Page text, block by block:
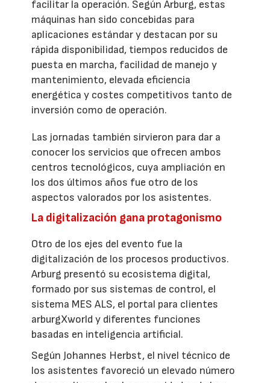
facilitar la operación. Según Arburg, estas
máquinas han sido concebidas para
aplicaciones estándar y destacan por su
rápida disponibilidad, tiempos reducidos de
puesta en marcha, facilidad de manejo y
mantenimiento, elevada eficiencia
energética y costes competitivos tanto de
inversión como de operación.
Las jornadas también sirvieron para dar a
conocer los servicios que ofrecen ambos
centros tecnológicos, cuya ampliación en
los dos últimos años fue otro de los
aspectos valorados por los asistentes.
La digitalización gana protagonismo
Otro de los ejes del evento fue la
digitalización de los procesos productivos.
Arburg presentó su ecosistema digital,
formado por sus sistemas de control, el
sistema MES ALS, el portal para clientes
arburgXworld y diferentes funciones
basadas en inteligencia artificial.
Según Johannes Herbst, el nivel técnico de
los asistentes favoreció un elevado número